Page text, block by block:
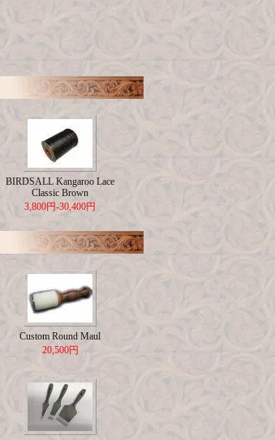
BIRDSALL Kangaroo Lace
Classic Brown
3,800円-30,400円
Custom Round Maul
20,500円